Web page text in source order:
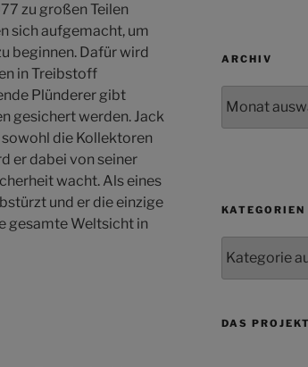
zu großen Teilen
sich aufgemacht, um
beginnen. Dafür wird
in Treibstoff
Plünderer gibt
gesichert werden. Jack
die Kollektoren
er dabei von seiner
wacht. Als eines
und er die einzige
gesamte Weltsicht in
ARCHIV
KATEGORIEN
DAS